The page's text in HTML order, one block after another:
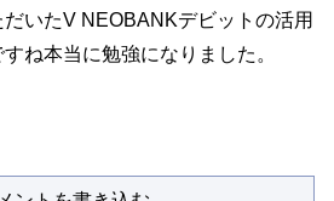
いたV NEOBANKデビットの活用
ね本当に勉強になりました。